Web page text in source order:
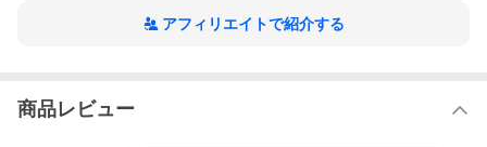
アフィリエイトで紹介する
商品レビュー